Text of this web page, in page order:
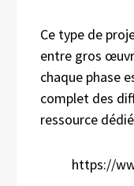
Ce type de
entre gros
chaque phase
complet des
ressource
https://